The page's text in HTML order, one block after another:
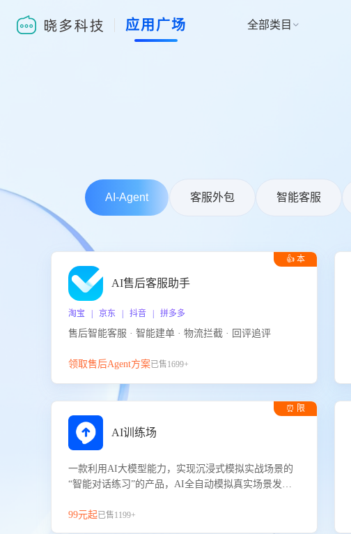
应用广场 全部类目 
AI-Agent 客服外包 智能客服
👍 本
AI售后客服助手
淘宝 | 京东 | 抖音 | 拼多多
售后智能客服 · 智能建单 · 物流拦截 · 回评追评
领取售后Agent方案已售1699+
⏰ 限
AI训练场
一款利用AI大模型能力，实现沉浸式模拟实战场景的
“智能对话练习”的产品，AI全自动模拟真实场景发生
提升客服团队的销服能力。
99元起已售1199+